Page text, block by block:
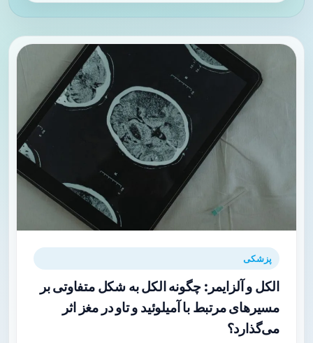
پزشکی
الکل و آلزایمر: چگونه الکل به شکل متفاوتی بر
مسیرهای مرتبط با آمیلوئید و تاو در مغز اثر
می‌گذارد؟